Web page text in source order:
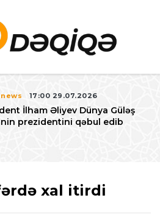
17:00 29.07.2026
İlham Əliyev Dünya Güləş
prezidentini qəbul edib
xal itirdi